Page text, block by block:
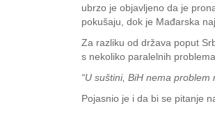
ubrzo je objavljeno da je
pokušaju, dok je Mađarska
Za razliku od država poput
s nekoliko paralelnih problema.
“U suštini, BiH nema
Pojasnio je i da bi se pitanje